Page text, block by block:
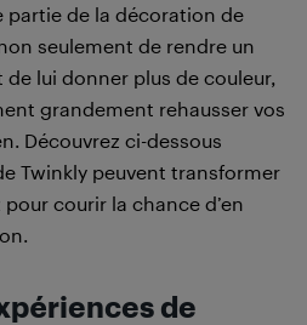
partie de la décoration de
seulement de rendre un
lui donner plus de couleur,
grandement rehausser vos
Découvrez ci-dessous
Twinkly peuvent transformer
courir la chance d’en
de